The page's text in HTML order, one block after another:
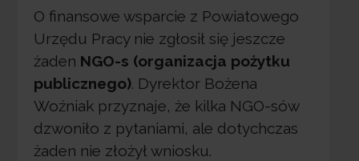
O finansowe wsparcie z Powiatowego
Urzędu Pracy nie zgłosił się jeszcze
żaden NGO-s (organizacja pożytku
publicznego). Dyrektor Bożena
Woźniak przyznaje, że kilka NGO-sów
dzwoniło z pytaniami, ale dotychczas
żaden nie złożył wniosku.